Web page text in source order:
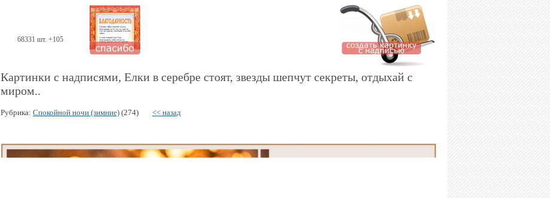
68331 шт. +105
Картинки с надписями, Елки в серебре стоят, звезды шепчут секреты, отдыхай с
миром..
Рубрика: Спокойной ночи (зимние) (274) << назад